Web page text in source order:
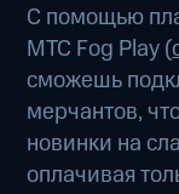
С помощью
МТС Fog Play (
сможешь
мерчантов,
новинки на
оплачивая